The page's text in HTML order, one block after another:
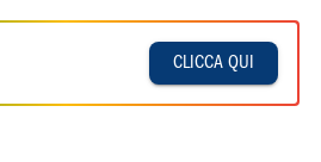
CLICCA QUI